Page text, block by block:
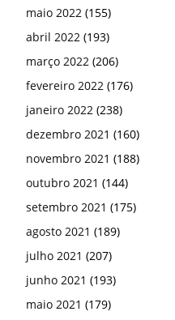
maio 2022 (155)
abril 2022 (193)
março 2022 (206)
fevereiro 2022 (176)
janeiro 2022 (238)
dezembro 2021 (160)
novembro 2021 (188)
outubro 2021 (144)
setembro 2021 (175)
agosto 2021 (189)
julho 2021 (207)
junho 2021 (193)
maio 2021 (179)